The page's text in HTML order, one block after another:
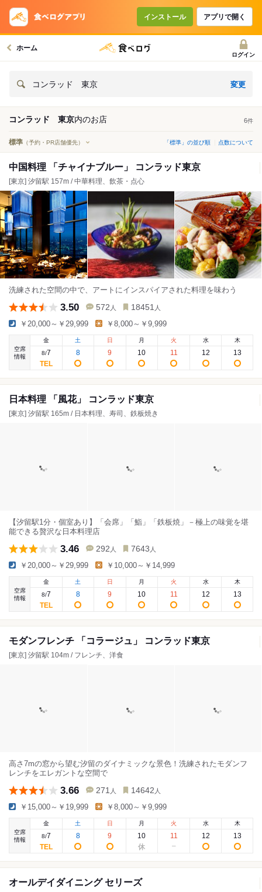
インストール アプリで開く
ホーム
ログイン
コンラッド 東京 変更
コンラッド 東京内のお店 6件
標準 （予約・PR店舗優先） 「標準」の並び順 点数について
中国料理 「チャイナブルー」 コンラッド東京
[東京] 汐留駅 157m / 中華料理、飲茶・点心
洗練された空間の中で、アートにインスパイアされた料理を味わう
3.50 572 人 18451 人
￥20,000～￥29,999 ￥8,000～￥9,999
空席
情報
金
8/7
土
8
日
9
月
10
火
11
水
12
木
13
日本料理 「風花」 コンラッド東京
[東京] 汐留駅 165m / 日本料理、寿司、鉄板焼き
【汐留駅1分・個室あり】「会席」「鮨」「鉄板焼」－極上の味覚を堪
能できる贅沢な日本料理店
3.46 292 人 7643 人
￥20,000～￥29,999 ￥10,000～￥14,999
空席
情報
金
8/7
土
8
日
9
月
10
火
11
水
12
木
13
モダンフレンチ 「コラージュ」 コンラッド東京
[東京] 汐留駅 104m / フレンチ、洋食
高さ7mの窓から望む汐留のダイナミックな景色！洗練されたモダンフ
レンチをエレガントな空間で
3.66 271 人 14642 人
￥15,000～￥19,999 ￥8,000～￥9,999
空席
情報
金
8/7
土
8
日
9
月
10
火
11
水
12
木
13
オールデイダイニング セリーズ